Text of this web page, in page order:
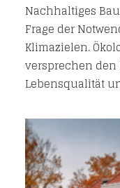
Nachhaltiges
Frage der
Klimazielen.
versprechen
Lebensqualität